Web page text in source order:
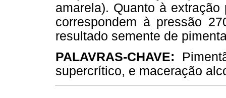
amarela). Quanto à
correspondem à pressão
resultado semente de
PALAVRAS-CHAVE:
supercrítico, e maceração